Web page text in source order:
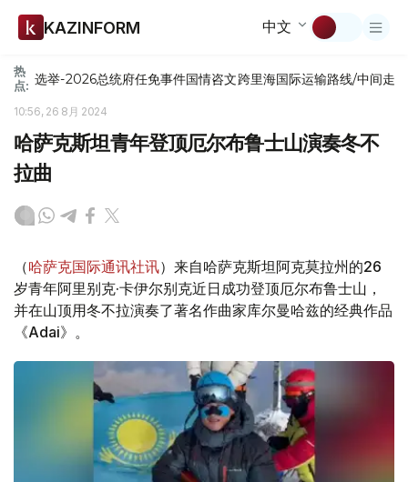
KAZINFORM 中文
热
点: 选举-2026总统府任免事件国情咨文跨里海国际运输路线/中间走廊
10:56, 26 8月 2024
哈萨克斯坦青年登顶厄尔布鲁士山演奏冬不
拉曲
（哈萨克国际通讯社讯）来自哈萨克斯坦阿克莫拉州的26
岁青年阿里别克·卡伊尔别克近日成功登顶厄尔布鲁士山，
并在山顶用冬不拉演奏了著名作曲家库尔曼哈兹的经典作品
《Adai》。